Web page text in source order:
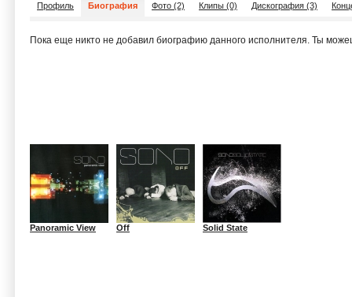
Профиль Биография Фото (2) Клипы (0) Дискография (3)
Пока еще никто не добавил биографию данного исполнителя. Ты
Panoramic View Off Solid State